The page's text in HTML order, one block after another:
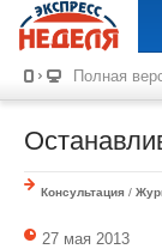
Полная
Консультация /
27 мая 2013